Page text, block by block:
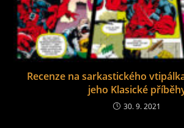
Recenze na sarkastického
jeho Klasické
30. 9. 2021